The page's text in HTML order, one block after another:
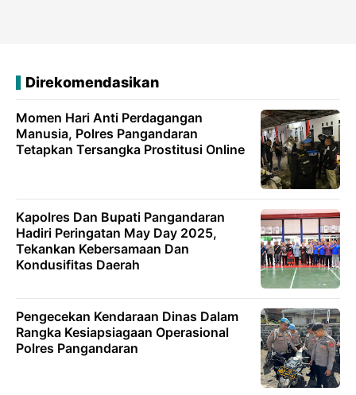
Direkomendasikan
Momen Hari Anti Perdagangan
Manusia, Polres Pangandaran
Tetapkan Tersangka Prostitusi Online
Kapolres Dan Bupati Pangandaran
Hadiri Peringatan May Day 2025,
Tekankan Kebersamaan Dan
Kondusifitas Daerah
Pengecekan Kendaraan Dinas Dalam
Rangka Kesiapsiagaan Operasional
Polres Pangandaran